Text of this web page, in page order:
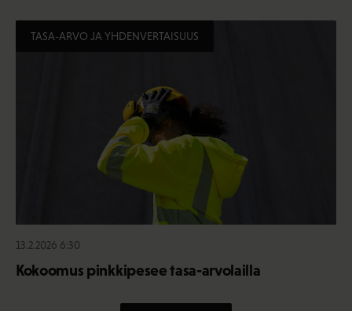
TASA-ARVO JA YHDENVERTAISUUS
13.2.2026 6:30
Kokoomus pinkkipesee tasa-arvolailla